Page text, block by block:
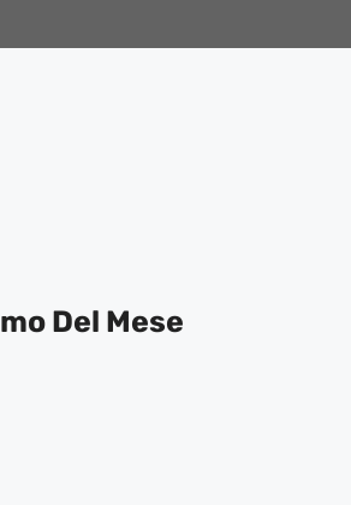
Del Mese